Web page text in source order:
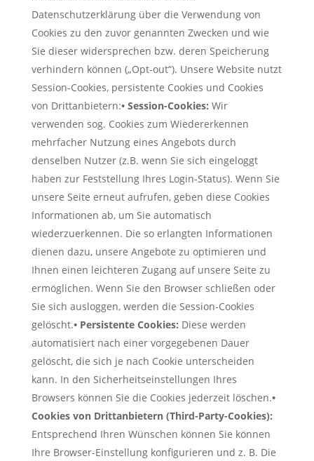
Datenschutzerklärung über die Verwendung von
Cookies zu den zuvor genannten Zwecken und wie
Sie dieser widersprechen bzw. deren Speicherung
verhindern können („Opt-out“). Unsere Website nutzt
Session-Cookies, persistente Cookies und Cookies
von Drittanbietern:• Session-Cookies: Wir
verwenden sog. Cookies zum Wiedererkennen
mehrfacher Nutzung eines Angebots durch
denselben Nutzer (z.B. wenn Sie sich eingeloggt
haben zur Feststellung Ihres Login-Status). Wenn Sie
unsere Seite erneut aufrufen, geben diese Cookies
Informationen ab, um Sie automatisch
wiederzuerkennen. Die so erlangten Informationen
dienen dazu, unsere Angebote zu optimieren und
Ihnen einen leichteren Zugang auf unsere Seite zu
ermöglichen. Wenn Sie den Browser schließen oder
Sie sich ausloggen, werden die Session-Cookies
gelöscht.• Persistente Cookies: Diese werden
automatisiert nach einer vorgegebenen Dauer
gelöscht, die sich je nach Cookie unterscheiden
kann. In den Sicherheitseinstellungen Ihres
Browsers können Sie die Cookies jederzeit löschen.•
Cookies von Drittanbietern (Third-Party-Cookies):
Entsprechend Ihren Wünschen können Sie können
Ihre Browser-Einstellung konfigurieren und z. B. Die